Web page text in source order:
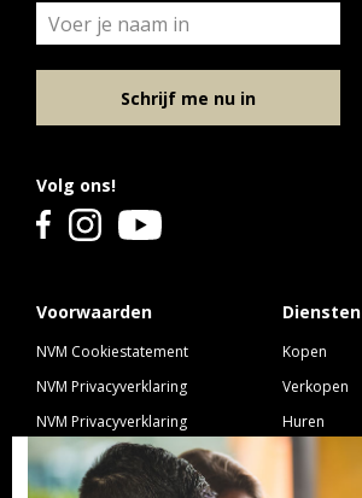
Voorwaarden
NVM Cookiestatement
NVM Privacyverklaring
NVM Privacyverklaring
Nieuwbouw
NVM Voorwaarden Consument
Diensten
Kopen
Verkopen
Huren
Volg ons!
Schrijf me nu in